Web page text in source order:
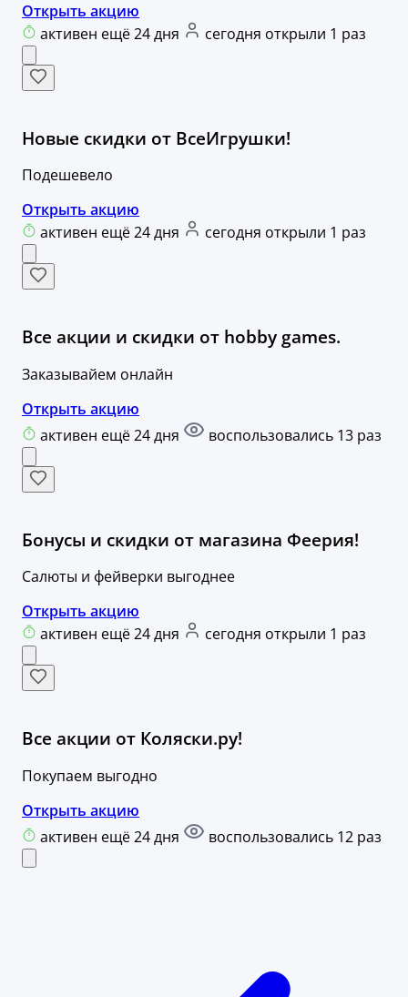
Открыть акцию
активен ещё 24 дня
сегодня открыли 1 раз
Новые скидки от ВсеИгрушки!
Подешевело
Открыть акцию
активен ещё 24 дня
сегодня открыли 1 раз
Все акции и скидки от hobby games.
Заказывайем онлайн
Открыть акцию
активен ещё 24 дня
воспользовались 13 раз
Бонусы и скидки от магазина Феерия!
Салюты и фейверки выгоднее
Открыть акцию
активен ещё 24 дня
сегодня открыли 1 раз
Все акции от Коляски.ру!
Покупаем выгодно
Открыть акцию
активен ещё 24 дня
воспользовались 12 раз